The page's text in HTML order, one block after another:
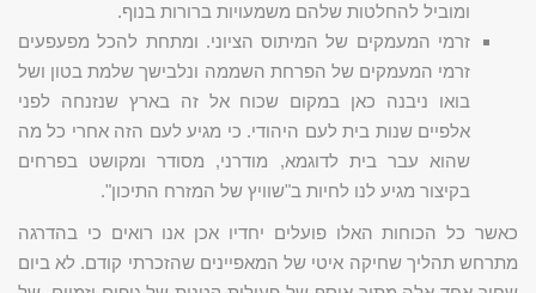
ומוביל להחלטות שלהם משמעויות ברורות בנוף.
זרמי המעמקים של המיתוס הציוני. ומתחת להכל מפעפעים
זרמי המעמקים של הפרחת השממה ונלבישך שלמת בטון ושל
בואו ניבנה כאן במקום שכוח אל זה בארץ שנזנחה לפני
אלפיים שנות בית לעם היהודי. כי מגיע לעם הזה אחרי כל מה
שהוא עבר בית לדוגמא, מודרני, מסודר ומקושט בפרחים
בקיצור מגיע לנו לחיות ב"שוויץ של המזרח התיכון".
כאשר כל הכוחות האלו פועלים יחדיו אכן אנו רואים כי בהדרגה
מתרחש תהליך שחיקה איטי של המאפיינים שהזכרתי קודם. לא ביום